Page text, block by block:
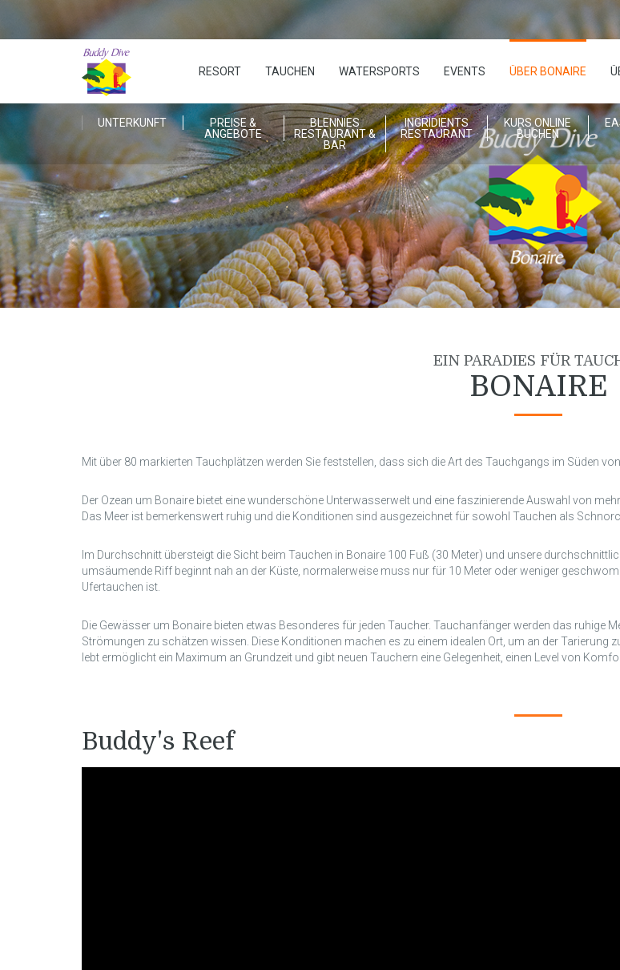
RESORT TAUCHEN WATERSPORTS EVENTS ÜBER BONAIRE
UNTERKUNFT
PREISE &
ANGEBOTE
BLENNIES
RESTAURANT &
BAR
INGRIDIENTS
RESTAURANT
KURS ONLINE
BUCHEN
EIN PARADIES FÜR
BONAIRE
Mit über 80 markierten Tauchplätzen werden Sie feststellen, dass sich die Art des Tauchgangs im Süden
Der Ozean um Bonaire bietet eine wunderschöne Unterwasserwelt und eine faszinierende Auswahl von
Das Meer ist bemerkenswert ruhig und die Konditionen sind ausgezeichnet für sowohl Tauchen als
Im Durchschnitt übersteigt die Sicht beim Tauchen in Bonaire 100 Fuß (30 Meter) und unsere
umsäumende Riff beginnt nah an der Küste, normalerweise muss nur für 10 Meter oder weniger
Ufertauchen ist.
Die Gewässer um Bonaire bieten etwas Besonderes für jeden Taucher. Tauchanfänger werden das ruhige
Strömungen zu schätzen wissen. Diese Konditionen machen es zu einem idealen Ort, um an der Tarierung
lebt ermöglicht ein Maximum an Grundzeit und gibt neuen Tauchern eine Gelegenheit, einen Level von
Buddy's Reef